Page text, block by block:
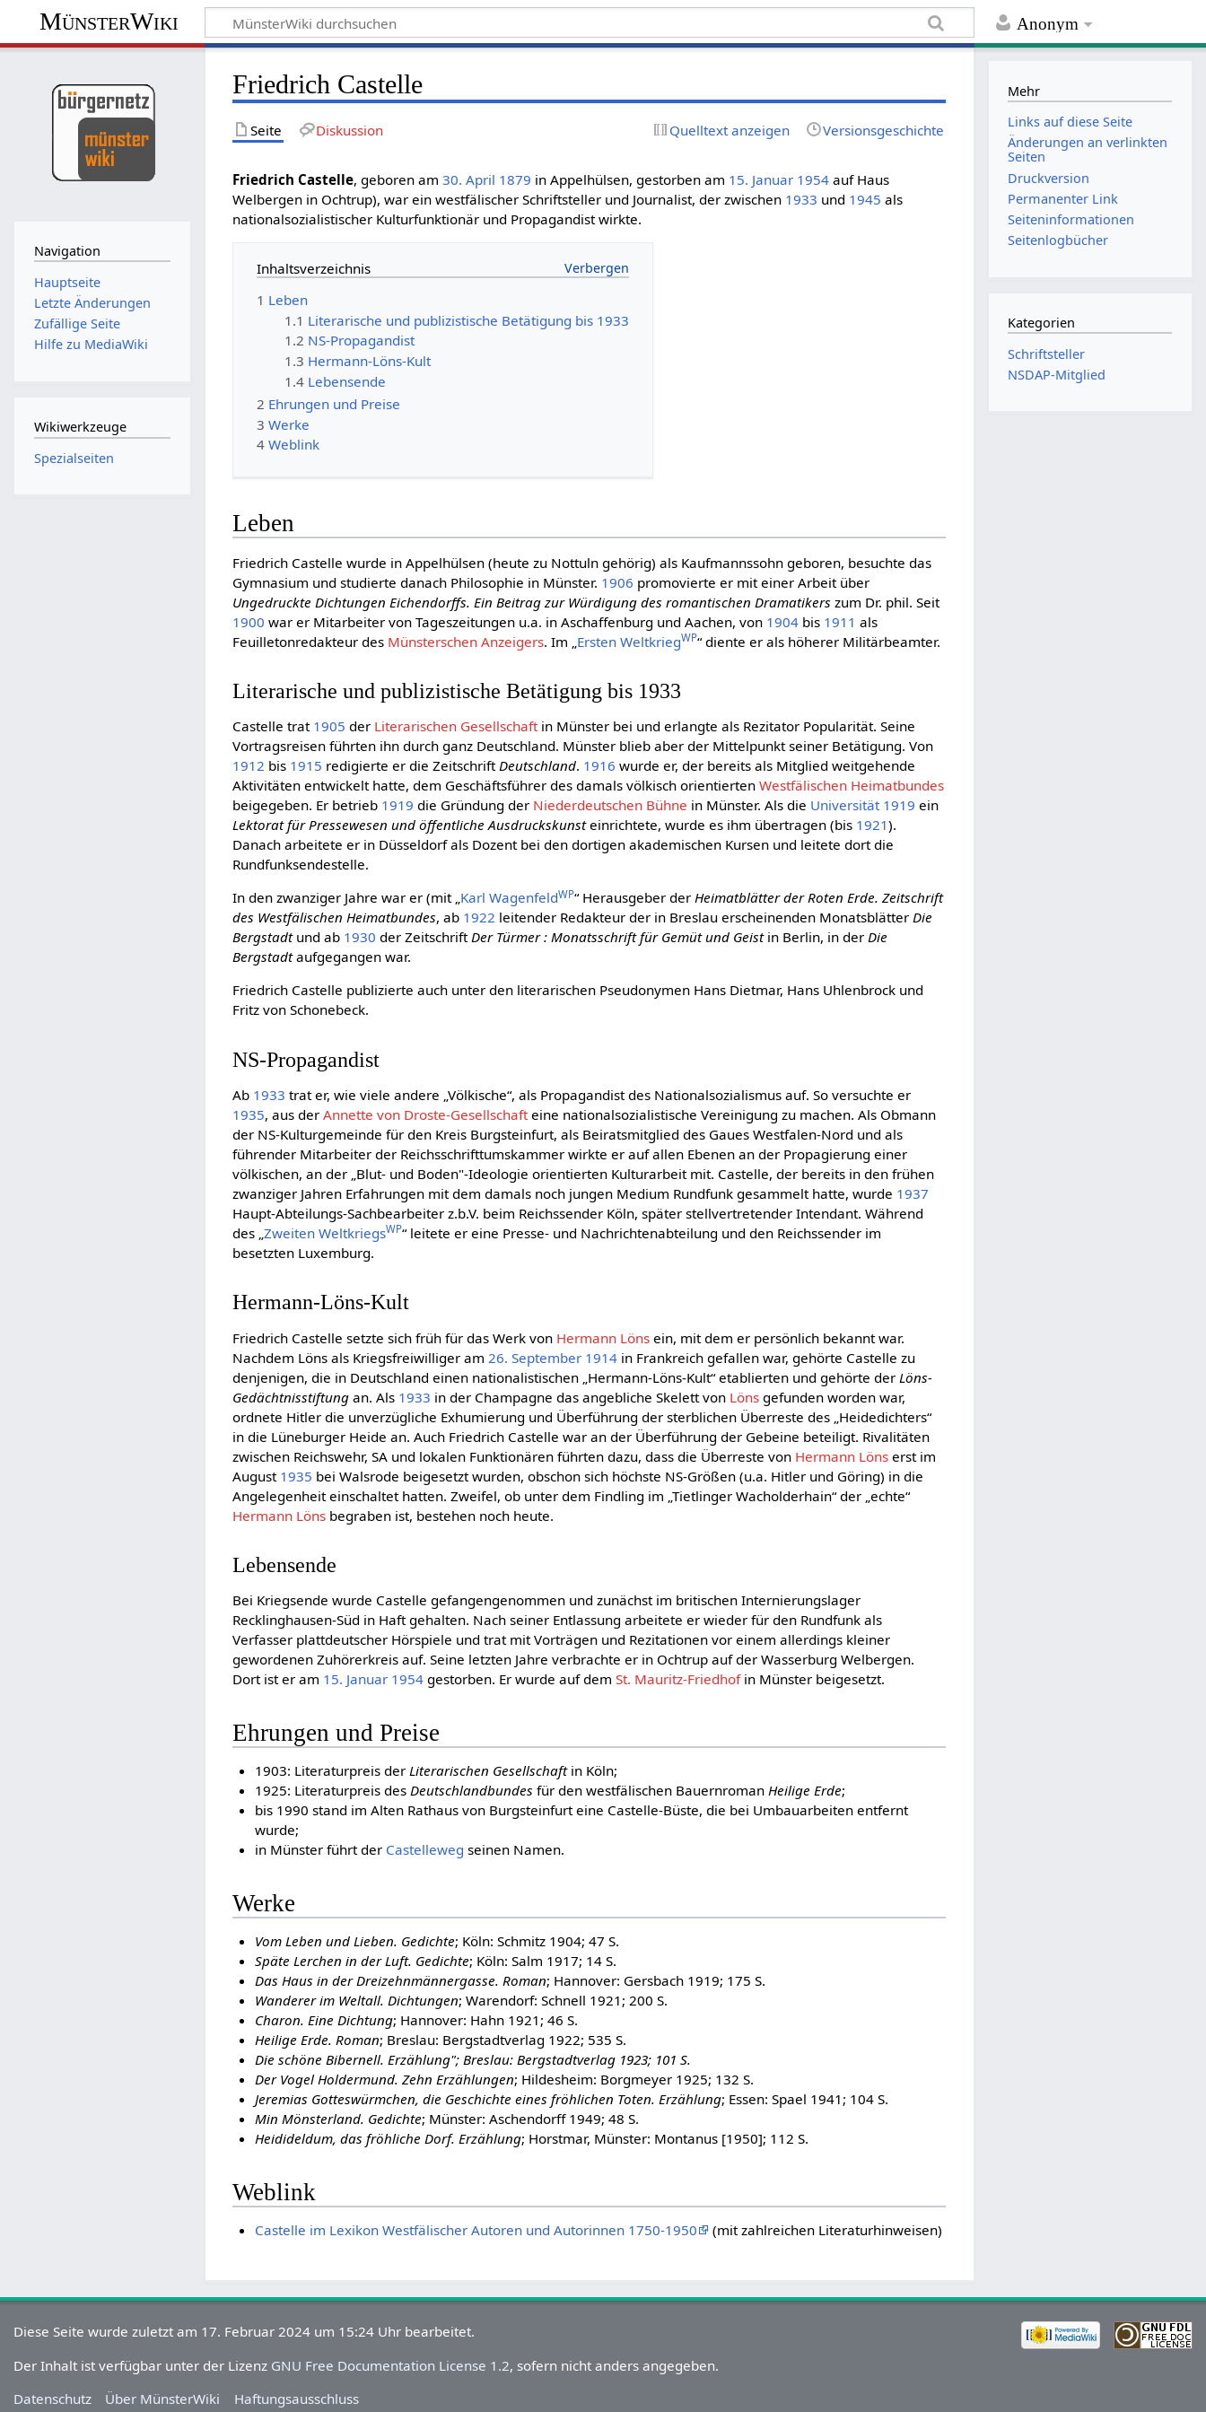
Anonym
MünsterWiki
Friedrich Castelle
Seite Diskussion Quelltext anzeigen Versionsgeschichte
Friedrich Castelle, geboren am30. April 1879 in Appelhülsen, gestorben am 15. Januar 1954 auf Haus
Welbergen in Ochtrup), war ein westfälischer Schriftsteller und Journalist, der zwischen 1933 und 1945 als
nationalsozialistischer Kulturfunktionär und Propagandist wirkte.
Inhaltsverzeichnis
1 Leben
1.1 Literarische und publizistische Betätigung bis 1933
1.2 NS-Propagandist
1.3 Hermann-Löns-Kult
1.4 Lebensende
2 Ehrungen und Preise
3 Werke
4 Weblink
Leben
Friedrich Castelle wurde in Appelhülsen (heute zu Nottuln gehörig) als Kaufmannssohn geboren, besuchte das
Gymnasium und studierte danach Philosophie in Münster. 1906 promovierte er mit einer Arbeit über
Ungedruckte Dichtungen Eichendorffs. Ein Beitrag zur Würdigung des romantischen Dramatikers zum Dr. phil. Seit
1900 war er Mitarbeiter von Tageszeitungen u.a. in Aschaffenburg und Aachen, von 1904 bis 1911 als
Feuilletonredakteur des Münsterschen Anzeigers. Im „ Ersten WeltkriegWP“ diente er als höherer Militärbeamter.
Literarische und publizistische Betätigung bis 1933
Castelle trat 1905 der Literarischen Gesellschaftin Münster bei und erlangte als Rezitator Popularität. Seine
Vortragsreisen führten ihn durch ganz Deutschland. Münster blieb aber der Mittelpunkt seiner Betätigung. Von
1912 bis 1915 redigierte er die ZeitschriftDeutschland. 1916 wurde er, der bereits als Mitglied weitgehende
Aktivitäten entwickelt hatte, dem Geschäftsführer des damals völkisch orientiertenWestfälischen Heimatbundes
beigegeben. Er betrieb 1919 die Gründung der Niederdeutschen Bühne in Münster. Als die Universität 1919 ein
Lektorat für Pressewesen und öffentliche Ausdruckskunsteinrichtete, wurde es ihm übertragen (bis 1921).
Danach arbeitete er in Düsseldorf als Dozent bei den dortigen akademischen Kursen und leitete dort die
Rundfunksendestelle.
In den zwanziger Jahre war er (mit „Karl WagenfeldWP“ Herausgeber derHeimatblätter der Roten Erde. Zeitschrift
des Westfälischen Heimatbundes, ab 1922 leitender Redakteur der in Breslau erscheinenden MonatsblätterDie
Bergstadtund ab 1930 der ZeitschriftDer Türmer : Monatsschrift für Gemüt und Geistin Berlin, in derDie
Bergstadtaufgegangen war.
Friedrich Castelle publizierte auch unter den literarischen Pseudonymen Hans Dietmar, Hans Uhlenbrock und
Fritz von Schonebeck.
NS-Propagandist
Ab 1933 trat er, wie viele andere „Völkische“, als Propagandist des Nationalsozialismus auf. So versuchte er
1935, aus derAnnette von Droste-Gesellschafteine nationalsozialistische Vereinigung zu machen. Als Obmann
der NS-Kulturgemeinde für den Kreis Burgsteinfurt, als Beiratsmitglied des Gaues Westfalen-Nord und als
führender Mitarbeiter der Reichsschrifttumskammer wirkte er auf allen Ebenen an der Propagierung einer
völkischen, an der „Blut- und Boden"-Ideologie orientierten Kulturarbeit mit. Castelle, der bereits in den frühen
zwanziger Jahren Erfahrungen mit dem damals noch jungen Medium Rundfunk gesammelt hatte, wurde 1937
Haupt-Abteilungs-Sachbearbeiter z.b.V. beim Reichssender Köln, später stellvertretender Intendant. Während
des „Zweiten WeltkriegsWP“ leitete er eine Presse- und Nachrichtenabteilung und den Reichssender im
besetzten Luxemburg.
Hermann-Löns-Kult
Friedrich Castelle setzte sich früh für das Werk von Hermann Löns ein, mit dem er persönlich bekannt war.
Nachdem Löns als Kriegsfreiwilliger am 26. September 1914 in Frankreich gefallen war, gehörte Castelle zu
denjenigen, die in Deutschland einen nationalistischen „Hermann-Löns-Kult“ etablierten und gehörte der Löns-
Gedächtnisstiftung an. Als 1933 in der Champagne das angebliche Skelett von Löns gefunden worden war,
ordnete Hitler die unverzügliche Exhumierung und Überführung der sterblichen Überreste des „Heidedichters“
in die Lüneburger Heide an. Auch Friedrich Castelle war an der Überführung der Gebeine beteiligt. Rivalitäten
zwischen Reichswehr, SA und lokalen Funktionären führten dazu, dass die Überreste von Hermann Löns erst im
August 1935 bei Walsrode beigesetzt wurden, obschon sich höchste NS-Größen (u.a. Hitler und Göring) in die
Angelegenheit einschaltet hatten. Zweifel, ob unter dem Findling im „Tietlinger Wacholderhain“ der „echte“
Hermann Löns begraben ist, bestehen noch heute.
Lebensende
Bei Kriegsende wurde Castelle gefangengenommen und zunächst im britischen Internierungslager
Recklinghausen-Süd in Haft gehalten. Nach seiner Entlassung arbeitete er wieder für den Rundfunk als
Verfasser plattdeutscher Hörspiele und trat mit Vorträgen und Rezitationen vor einem allerdings kleiner
gewordenen Zuhörerkreis auf. Seine letzten Jahre verbrachte er in Ochtrup auf der Wasserburg Welbergen.
Dort ist er am 15. Januar 1954 gestorben. Er wurde auf demSt. Mauritz-Friedhofin Münster beigesetzt.
Ehrungen und Preise
1903: Literaturpreis der Literarischen Gesellschaftin Köln;
1925: Literaturpreis des Deutschlandbundes für den westfälischen Bauernroman Heilige Erde;
bis 1990 stand im Alten Rathaus von Burgsteinfurt eine Castelle-Büste, die bei Umbauarbeiten entfernt
wurde;
in Münster führt der Castelleweg seinen Namen.
Werke
Vom Leben und Lieben. Gedichte; Köln: Schmitz 1904; 47 S.
Späte Lerchen in der Luft. Gedichte; Köln: Salm 1917; 14 S.
Das Haus in der Dreizehnmännergasse. Roman; Hannover: Gersbach 1919; 175 S.
Wanderer im Weltall. Dichtungen; Warendorf: Schnell 1921; 200 S.
Charon. Eine Dichtung; Hannover: Hahn 1921; 46 S.
Heilige Erde. Roman; Breslau: Bergstadtverlag 1922; 535 S.
Die schöne Bibernell. Erzählung"; Breslau: Bergstadtverlag 1923; 101 S.
Der Vogel Holdermund. Zehn Erzählungen; Hildesheim: Borgmeyer 1925; 132 S.
Jeremias Gotteswürmchen, die Geschichte eines fröhlichen Toten. Erzählung; Essen: Spael 1941; 104 S.
Min Mönsterland. Gedichte; Münster: Aschendorff 1949; 48 S.
Heidideldum, das fröhliche Dorf. Erzählung; Horstmar, Münster: Montanus [1950]; 112 S.
Weblink
Castelle im Lexikon Westfälischer Autoren und Autorinnen 1750-1950 (mit zahlreichen Literaturhinweisen)
Navigation
Hauptseite
Letzte Änderungen
Zufällige Seite
Hilfe zu MediaWiki
Wikiwerkzeuge
Spezialseiten
Mehr
Links auf diese Seite
Änderungen an verlinkten
Seiten
Druckversion
Permanenter Link
Seiten­informationen
Seitenlogbücher
Kategorien
Schriftsteller
NSDAP-Mitglied
Diese Seite wurde zuletzt am 17. Februar 2024 um 15:24 Uhr bearbeitet.
Der Inhalt ist verfügbar unter der Lizenz GNU Free Documentation License 1.2, sofern nicht anders angegeben.
Datenschutz
Über MünsterWiki Haftungsausschluss